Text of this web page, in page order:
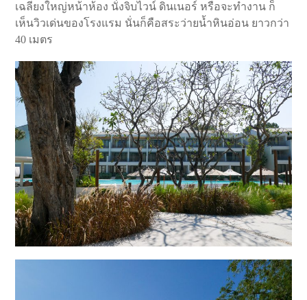
เฉลียงใหญ่หน้าห้อง นั่งจิบไวน์ ดินเนอร์ หรือจะทำงาน ก็
เห็นวิวเด่นของโรงแรม นั่นก็คือสระว่ายน้ำหินอ่อน ยาวกว่า
40 เมตร